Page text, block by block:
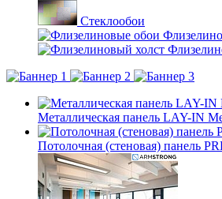
Стеклообои
Металлическая панель LAY-IN
Потолочная (стеновая) панель